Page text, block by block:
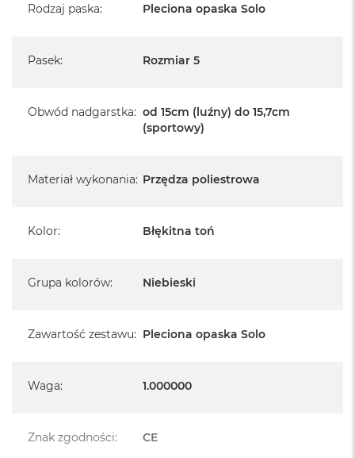
Rodzaj paska: Pleciona opaska Solo
Pasek: Rozmiar 5
Obwód nadgarstka: od 15cm (luźny) do 15,7cm
(sportowy)
Materiał wykonania: Przędza poliestrowa
Kolor: Błękitna toń
Grupa kolorów: Niebieski
Zawartość zestawu: Pleciona opaska Solo
Waga: 1.000000
Znak zgodności: CE